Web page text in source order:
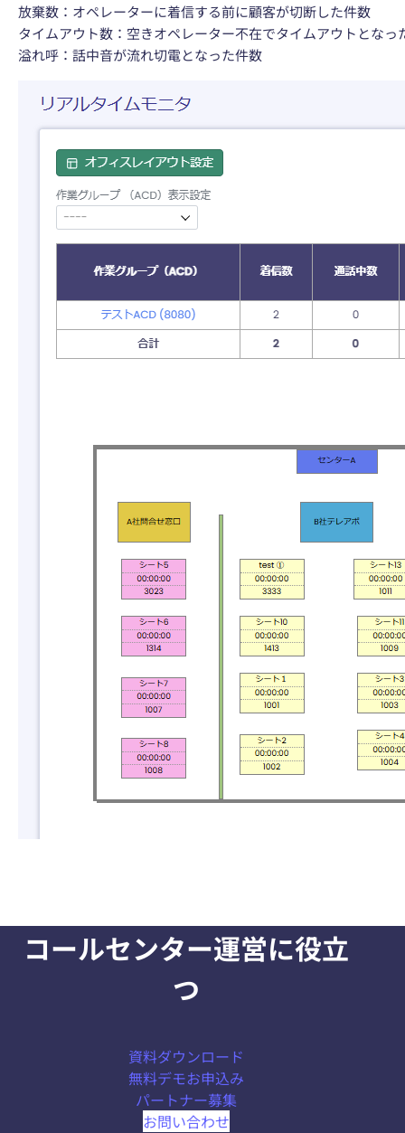
放棄数：オペレーターに着信する前に顧客が切断した件数
タイムアウト数：空きオペレーター不在でタイムアウトとな
溢れ呼：話中音が流れ切電となった件数
コールセンター運営に役立
つ
資料ダウンロード
無料デモお申込み
パートナー募集
お問い合わせ